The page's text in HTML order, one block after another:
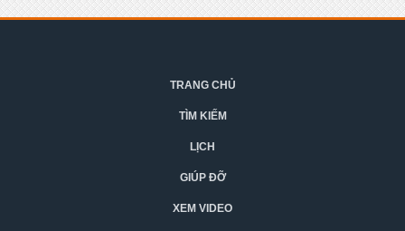
TRANG CHỦ
TÌM KIẾM
LỊCH
GIÚP ĐỠ
XEM VIDEO